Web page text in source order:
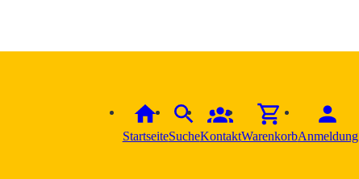
StartseiteSucheKontaktWarenkorbAnmeldung